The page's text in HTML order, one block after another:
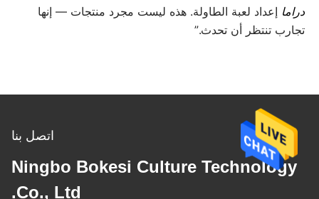
دراما إعداد لعبة الطاولة. هذه ليست مجرد منتجات — إنها
تجارب تنتظر أن تحدث.”
اتصل بنا
Ningbo Bokesi Culture Technology
Co., Ltd.